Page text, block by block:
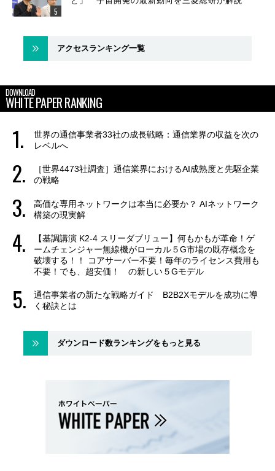
アクセスランキング一覧
DOWNLOAD
WHITE PAPER RANKING
世界の通信事業者33社の成長戦略：通信業界の収益を次の
レベルへ
［世界4473社調査］通信業界におけるAI成熟度と先駆企業
の戦略
高価な専用ネットワークは本当に必要か？ AIネットワーク
構築の現実解
【基調講演 K2-4 スリーダブリュー】何もかもが革命！ゲ
ームチェンジャー無線機がローカル５G市場の既存概念を
破壊する！！ コアサーバー不要！毎年のライセンス費用も
不要！でも、超安価！ の新しい５Gモデル
通信事業者の新たな戦略ガイド B2B2Xモデルを成功に導
く秘訣とは
ダウンロード数ランキングをもっと見る